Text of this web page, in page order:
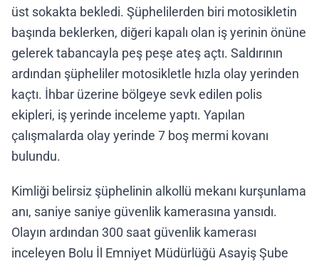
üst sokakta bekledi. Şüphelilerden biri motosikletin
başında beklerken, diğeri kapalı olan iş yerinin önüne
gelerek tabancayla peş peşe ateş açtı. Saldırının
ardından şüpheliler motosikletle hızla olay yerinden
kaçtı. İhbar üzerine bölgeye sevk edilen polis
ekipleri, iş yerinde inceleme yaptı. Yapılan
çalışmalarda olay yerinde 7 boş mermi kovanı
bulundu.
Kimliği belirsiz şüphelinin alkollü mekanı kurşunlama
anı, saniye saniye güvenlik kamerasına yansıdı.
Olayın ardından 300 saat güvenlik kamerası
inceleyen Bolu İl Emniyet Müdürlüğü Asayiş Şube